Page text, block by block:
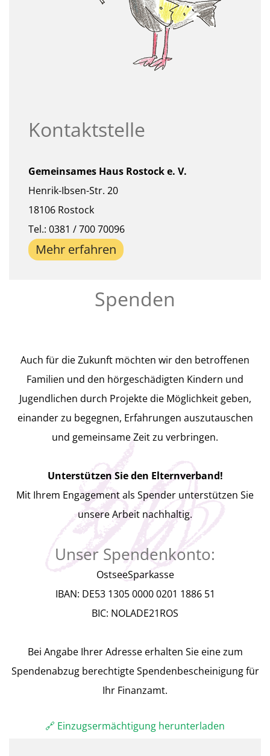
Kontaktstelle
Gemeinsames Haus Rostock e. V.
Henrik-Ibsen-Str. 20
18106 Rostock
Tel.: 0381 / 700 70096
Mehr erfahren
Spenden
Auch für die Zukunft möchten wir den betroffenen
Familien und den hörgeschädigten Kindern und
Jugendlichen durch Projekte die Möglichkeit geben,
einander zu begegnen, Erfahrungen auszutauschen
und gemeinsame Zeit zu verbringen.
Unterstützen Sie den Elternverband!
Mit Ihrem Engagement als Spender unterstützen Sie
unsere Arbeit nachhaltig.
Unser Spendenkonto:
OstseeSparkasse
IBAN: DE53 1305 0000 0201 1886 51
BIC: NOLADE21ROS
Bei Angabe Ihrer Adresse erhalten Sie eine zum
Spendenabzug berechtigte Spendenbescheinigung für
Ihr Finanzamt.
🔗 Einzugsermächtigung herunterladen